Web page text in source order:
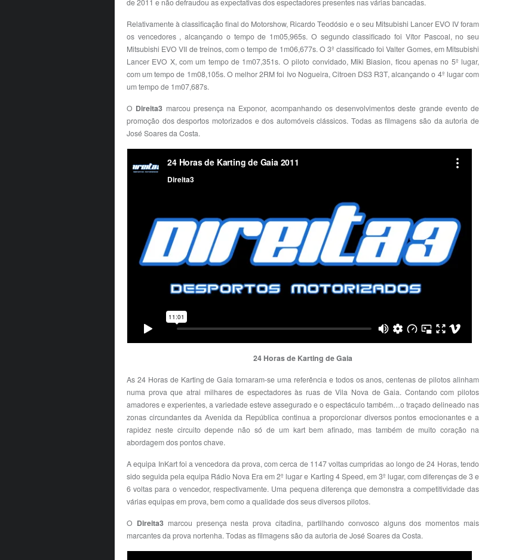
de 2011 e não defraudou as expectativas dos espectadores presentes nas várias bancadas.
Relativamente à classificação final do Motorshow, Ricardo Teodósio e o seu Mitsubishi Lancer EVO IV foram
os vencedores , alcançando o tempo de 1m05,965s. O segundo classificado foi Vítor Pascoal, no seu
Mitsubishi EVO VII de treinos, com o tempo de 1m06,677s. O 3º classificado foi Valter Gomes, em Mitsubishi
Lancer EVO X, com um tempo de 1m07,351s. O piloto convidado, Miki Biasion, ficou apenas no 5º lugar,
com um tempo de 1m08,105s. O melhor 2RM foi Ivo Nogueira, Citroen DS3 R3T, alcançando o 4º lugar com
um tempo de 1m07,687s.
O Direita3 marcou presença na Exponor, acompanhando os desenvolvimentos deste grande evento de
promoção dos desportos motorizados e dos automóveis clássicos. Todas as filmagens são da autoria de
José Soares da Costa.
24 Horas de Karting de Gaia
As 24 Horas de Karting de Gaia tornaram-se uma referência e todos os anos, centenas de pilotos alinham
numa prova que atrai milhares de espectadores às ruas de Vila Nova de Gaia. Contando com pilotos
amadores e experientes, a variedade esteve assegurado e o espectáculo também…o traçado delineado nas
zonas circundantes da Avenida da República continua a proporcionar diversos pontos emocionantes e a
rapidez neste circuito depende não só de um kart bem afinado, mas também de muito coração na
abordagem dos pontos chave.
A equipa InKart foi a vencedora da prova, com cerca de 1147 voltas cumpridas ao longo de 24 Horas, tendo
sido seguida pela equipa Rádio Nova Era em 2º lugar e Karting 4 Speed, em 3º lugar, com diferenças de 3 e
6 voltas para o vencedor, respectivamente. Uma pequena diferença que demonstra a competitividade das
várias equipas em prova, bem como a qualidade dos seus diversos pilotos.
O Direita3 marcou presença nesta prova citadina, partilhando convosco alguns dos momentos mais
marcantes da prova nortenha. Todas as filmagens são da autoria de José Soares da Costa.